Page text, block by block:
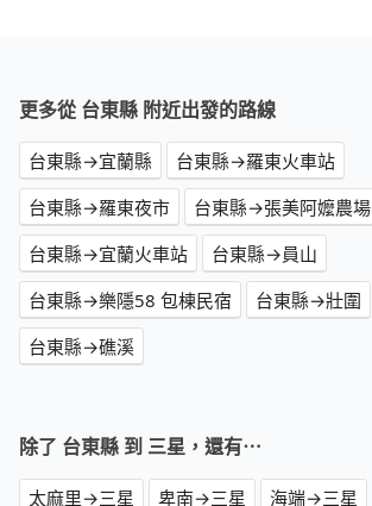
更多從 台東縣 附近出發的路線
台東縣→宜蘭縣
台東縣→羅東火車站
台東縣→羅東夜市
台東縣→張美阿嬤農場
台東縣→宜蘭火車站
台東縣→員山
台東縣→樂隱58 包棟民宿
台東縣→壯圍
台東縣→礁溪
除了 台東縣 到 三星，還有⋯
太麻里→三星 卑南→三星 海端→三星